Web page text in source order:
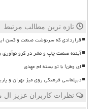
تازه ترین مطالب مرتبط
قراردادی که سرنوشت صنعت واکسن
آینده صنعت چاپ و نشر در گرو
ای وطن! با تو بسته ام عهدی
دیپلماسی فرهنگی روی میز تهران و
نظرات کاربران عزیز